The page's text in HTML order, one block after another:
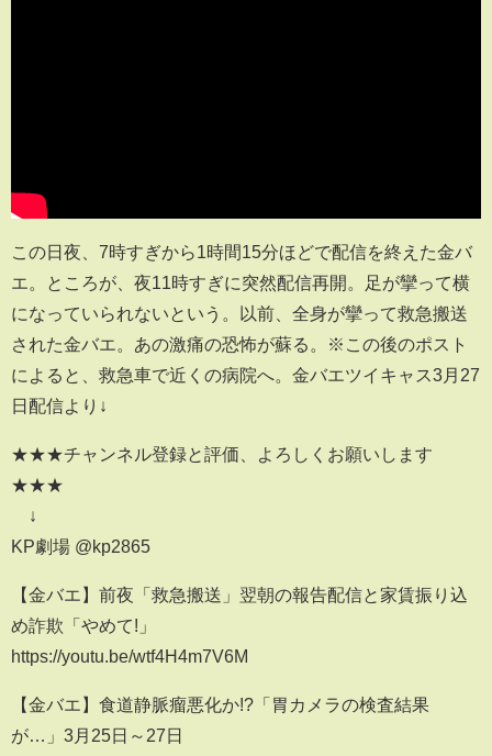
この日夜、7時すぎから1時間15分ほどで配信を終えた金バ
エ。ところが、夜11時すぎに突然配信再開。足が攣って横
になっていられないという。以前、全身が攣って救急搬送
された金バエ。あの激痛の恐怖が蘇る。※この後のポスト
によると、救急車で近くの病院へ。金バエツイキャス3月27
日配信より↓
★★★チャンネル登録と評価、よろしくお願いします
★★★
↓
KP劇場 @kp2865
【金バエ】前夜「救急搬送」翌朝の報告配信と家賃振り込
め詐欺「やめて!」
https://youtu.be/wtf4H4m7V6M
【金バエ】食道静脈瘤悪化か!?「胃カメラの検査結果
が…」3月25日～27日